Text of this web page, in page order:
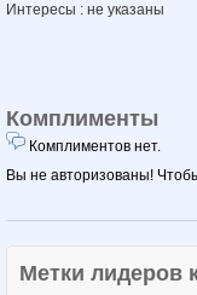
Интересы : не указаны
Комплименты
Комплиментов нет.
Вы не авторизованы!
Метки